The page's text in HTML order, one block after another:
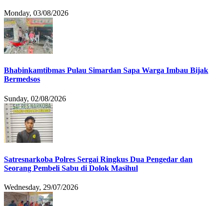
Monday, 03/08/2026
Bhabinkamtibmas Pulau Simardan Sapa Warga Imbau Bijak
Bermedsos
Sunday, 02/08/2026
Satresnarkoba Polres Sergai Ringkus Dua Pengedar dan
Seorang Pembeli Sabu di Dolok Masihul
Wednesday, 29/07/2026